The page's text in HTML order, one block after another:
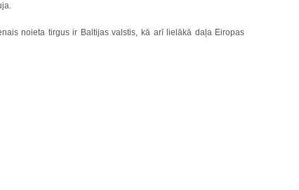
noieta tirgus ir Baltijas valstis, kā arī lielākā daļa Eiropas